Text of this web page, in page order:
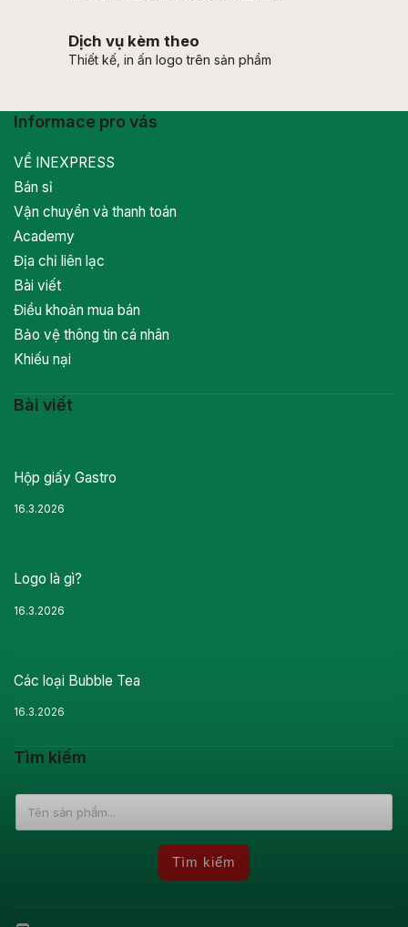
Dịch vụ kèm theo
Thiết kế, in ấn logo trên sản phẩm
Informace pro vás
VỀ INEXPRESS
Bán sỉ
Vận chuyển và thanh toán
Academy
Địa chỉ liên lạc
Bài viết
Điều khoản mua bán
Bảo vệ thông tin cá nhân
Khiếu nại
Bài viết
Hộp giấy Gastro
16.3.2026
Logo là gì?
16.3.2026
Các loại Bubble Tea
16.3.2026
Tìm kiếm
Tìm kiếm